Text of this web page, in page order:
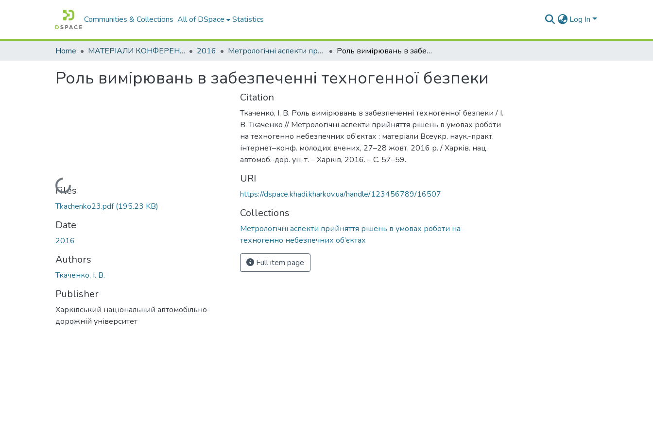
Communities & Collections All of DSpace Statistics Log In
Home МАТЕРІАЛИ КОНФЕРЕНЦІЙ 2016 Метрологічні аспекти прийняття рішень в умовах роботи на техногенно небезпечних об’єктах Роль вимірювань в забезпеченні техногенної безпеки
Роль вимірювань в забезпеченні техногенної безпеки
Loading...
Files
Tkachenko23.pdf(195.23 KB)
Date
2016
Authors
Ткаченко, І. В.
Publisher
Харківський національний автомобільно-
дорожній університет
Citation
Ткаченко, І. В. Роль вимірювань в забезпеченні техногенної безпеки / І.
В. Ткаченко // Метрологічні аспекти прийняття рішень в умовах роботи
на техногенно небезпечних об’єктах : матеріали Всеукр. наук.-практ.
інтернет–конф. молодих вчених, 27–28 жовт. 2016 р. / Харків. нац.
автомоб.-дор. ун-т. – Харків, 2016. – С. 57–59.
URI
https://dspace.khadi.kharkov.ua/handle/123456789/16507
Collections
Метрологічні аспекти прийняття рішень в умовах роботи на
техногенно небезпечних об’єктах
Full item page